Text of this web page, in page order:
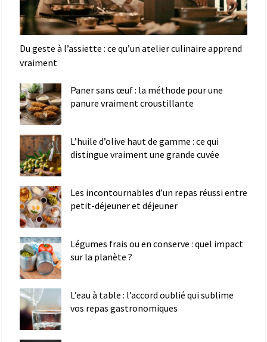
Du geste à l’assiette : ce qu’un atelier culinaire apprend
vraiment
Paner sans œuf : la méthode pour une
panure vraiment croustillante
L’huile d’olive haut de gamme : ce qui
distingue vraiment une grande cuvée
Les incontournables d’un repas réussi entre
petit-déjeuner et déjeuner
Légumes frais ou en conserve : quel impact
sur la planète ?
L’eau à table : l’accord oublié qui sublime
vos repas gastronomiques